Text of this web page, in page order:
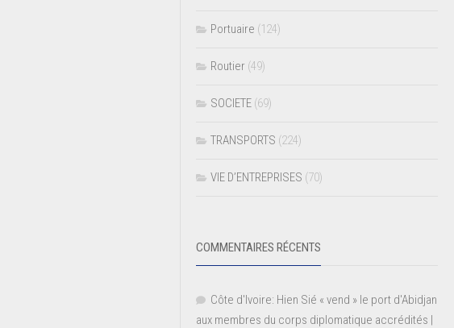
Portuaire (124)
Routier (49)
SOCIETE (69)
TRANSPORTS (224)
VIE D’ENTREPRISES (70)
COMMENTAIRES RÉCENTS
Côte d'Ivoire: Hien Sié « vend » le port d'Abidjan
aux membres du corps diplomatique accrédités |